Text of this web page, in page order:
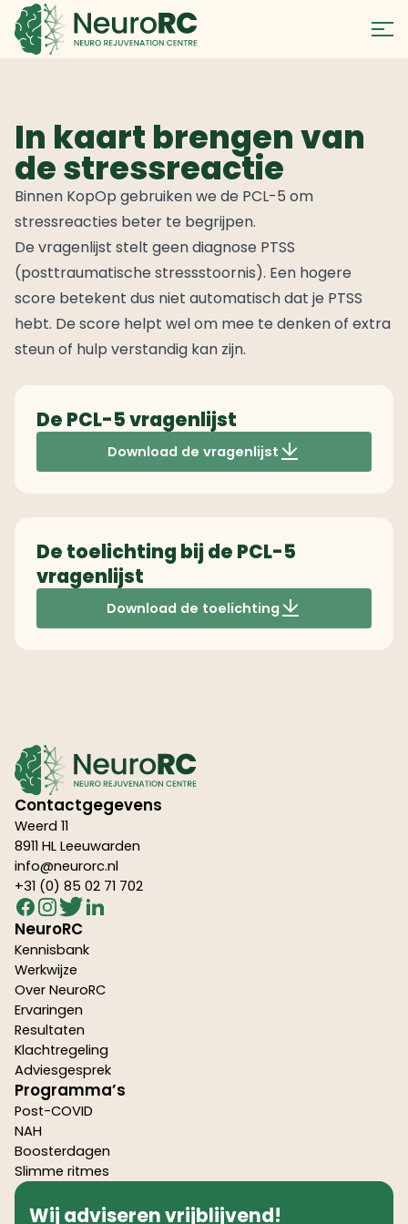
In kaart brengen van
de stressreactie
Binnen KopOp gebruiken we de PCL-5 om
stressreacties beter te begrijpen.
De vragenlijst stelt geen diagnose PTSS
(posttraumatische stressstoornis). Een hogere
score betekent dus niet automatisch dat je PTSS
hebt. De score helpt wel om mee te denken of extra
steun of hulp verstandig kan zijn.
De PCL-5 vragenlijst
Download de vragenlijst
De toelichting bij de PCL-5
vragenlijst
Download de toelichting
Contactgegevens
Weerd 11
8911 HL Leeuwarden
info@neurorc.nl
+31 (0) 85 02 71 702
NeuroRC
Kennisbank
Werkwijze
Over NeuroRC
Ervaringen
Resultaten
Klachtregeling
Adviesgesprek
Programma’s
Post-COVID
NAH
Boosterdagen
Slimme ritmes
Wij adviseren vrijblijvend!